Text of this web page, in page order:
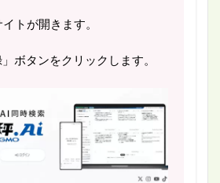
トが開きます。
」ボタンをクリックします。